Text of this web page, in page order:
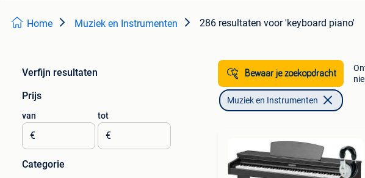
Home Muziek en Instrumenten 286 resultaten voor 'keyboard piano'
Verfijn resultaten
Prijs
van
€
tot
€
Categorie
Bewaar je zoekopdracht
Muziek en Instrumenten